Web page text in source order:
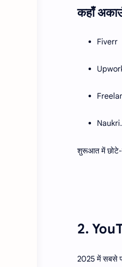
कहाँ
Fiverr
शुरूआत में छोटे-
2.
2025 में सबसे